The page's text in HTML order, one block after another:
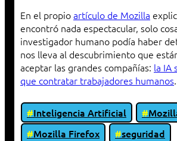
En el propioartículo de Mozilla
encontró nada espectacular, solo
investigador humano podía haber
nos lleva al descubrimiento que
aceptar las grandes compañías: la IA
que contratar trabajadores humanos.
Inteligencia Artificial
Mozilla Firefox
seguridad